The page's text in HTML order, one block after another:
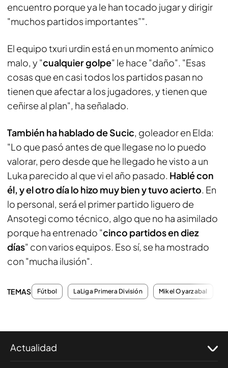
encuentro porque ya le han tocado jugar y dirigir
"muchos partidos importantes”".
El equipo txuri urdin está en un momento anímico
malo, y "cualquier golpe" le hace "daño". "Esas
cosas que en casi todos los partidos pasan no
tienen que afectar a los jugadores, y tienen que
ceñirse al plan", ha señalado.
También ha hablado de Sucic, goleador en Elda:
"Lo que pasó antes de que llegase no lo puedo
valorar, pero desde que he llegado he visto a un
Luka parecido al que vi el año pasado. Hablé con
él, y el otro día lo hizo muy bien y tuvo acierto. En
lo personal, será el primer partido liguero de
Ansotegi como técnico, algo que no ha asimilado
porque ha entrenado "cinco partidos en diez
días" con varios equipos. Eso sí, se ha mostrado
con "mucha ilusión".
TEMAS Fútbol LaLiga Primera División Mikel Oyarzabal
Actualidad